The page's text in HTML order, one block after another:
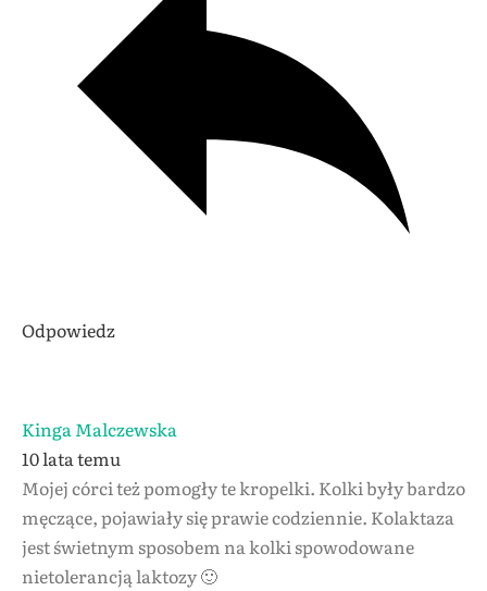
Odpowiedz
Kinga Malczewska
10 lata temu
Mojej córci też pomogły te kropelki. Kolki były bardzo
męczące, pojawiały się prawie codziennie. Kolaktaza
jest świetnym sposobem na kolki spowodowane
nietolerancją laktozy 🙂